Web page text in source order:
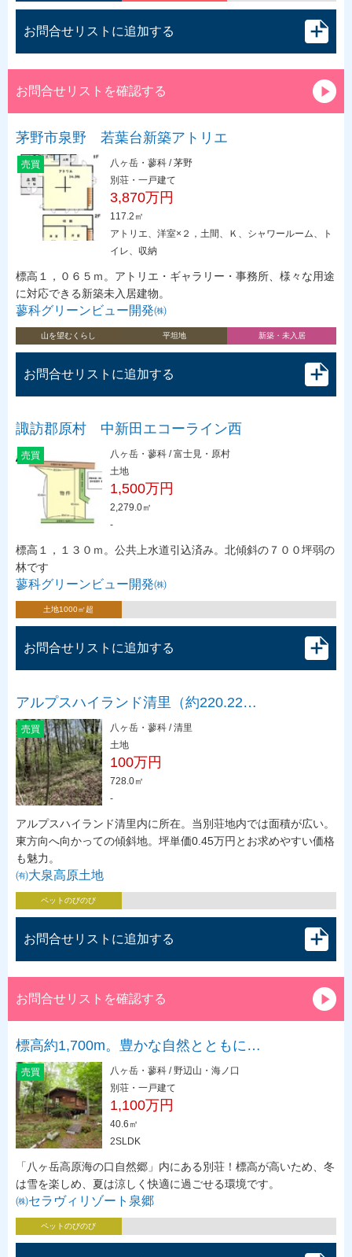
お問合せリストに追加する
お問合せリストを確認する
茅野市泉野 若葉台新築アトリエ
売買
八ヶ岳・蓼科 / 茅野
別荘・一戸建て
3,870万円
117.2㎡
アトリエ、洋室×２，土間、Ｋ、シャワールーム、ト
イレ、収納
標高１，０６５ｍ。アトリエ・ギャラリー・事務所、様々な用途
に対応できる新築未入居建物。
蓼科グリーンビュー開発㈱
山を望むくらし 平坦地 新築・未入居
お問合せリストに追加する
諏訪郡原村 中新田エコーライン西
売買
八ヶ岳・蓼科 / 富士見・原村
土地
1,500万円
2,279.0㎡
-
標高１，１３０ｍ。公共上水道引込済み。北傾斜の７００坪弱の
林です
蓼科グリーンビュー開発㈱
土地1000㎡超
お問合せリストに追加する
アルプスハイランド清里（約220.22…
売買
八ヶ岳・蓼科 / 清里
土地
100万円
728.0㎡
-
アルプスハイランド清里内に所在。当別荘地内では面積が広い。
東方向へ向かっての傾斜地。坪単価0.45万円とお求めやすい価格
も魅力。
㈲大泉高原土地
ペットのびのび
お問合せリストに追加する
お問合せリストを確認する
標高約1,700m。豊かな自然とともに…
売買
八ヶ岳・蓼科 / 野辺山・海ノ口
別荘・一戸建て
1,100万円
40.6㎡
2SLDK
「八ヶ岳高原海の口自然郷」内にある別荘！標高が高いため、冬
は雪を楽しめ、夏は涼しく快適に過ごせる環境です。
㈱セラヴィリゾート泉郷
ペットのびのび